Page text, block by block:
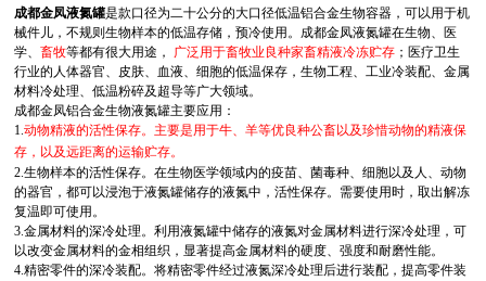
成都金凤液氮罐是款口径为二十公分的大口径低温铝合金生物容器，可以用于机
械件儿，不规则生物样本的低温存储，预冷使用。成都金凤液氮罐在生物、医
学、畜牧等都有很大用途， 广泛用于畜牧业良种家畜精液冷冻贮存 ；医疗卫生
行业的人体器官、皮肤、血液、细胞的低温保存，生物工程、工业冷装配、金属
材料冷处理、低温粉碎及超导等广大领域。
成都金凤铝合金生物液氮罐主要应用：
1.动物精液的活性保存。主要是用于牛、羊等优良种公畜以及珍惜动物的精液保
存，以及远距离的运输贮存。
2.生物样本的活性保存。在生物医学领域内的疫苗、菌毒种、细胞以及人、动物
的器官，都可以浸泡于液氮罐储存的液氮中，活性保存。需要使用时，取出解冻
复温即可使用。
3.金属材料的深冷处理。利用液氮罐中储存的液氮对金属材料进行深冷处理，可
以改变金属材料的金相组织，显著提高金属材料的硬度、强度和耐磨性能。
4.精密零件的深冷装配。将精密零件经过液氮深冷处理后进行装配，提高零件装